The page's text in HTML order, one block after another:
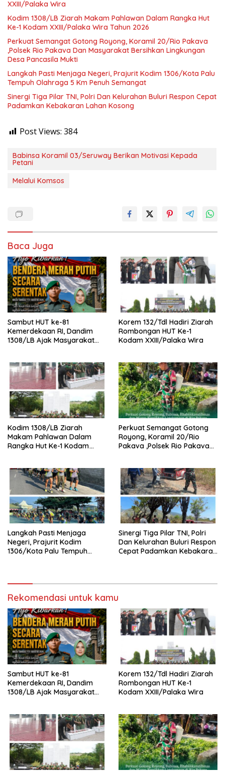
XXIII/Palaka Wira
Kodim 1308/LB Ziarah Makam Pahlawan Dalam Rangka Hut
Ke-1 Kodam XXIII/Palaka Wira Tahun 2026
Perkuat Semangat Gotong Royong, Koramil 20/Rio Pakava
,Polsek Rio Pakava Dan Masyarakat Bersihkan Lingkungan
Desa Pancasila Mukti
Langkah Pasti Menjaga Negeri, Prajurit Kodim 1306/Kota Palu
Tempuh Olahraga 5 Km Penuh Semangat
Sinergi Tiga Pilar TNI, Polri Dan Kelurahan Buluri Respon Cepat
Padamkan Kebakaran Lahan Kosong
Post Views: 384
Babinsa Koramil 03/Seruway Berikan Motivasi Kepada
Petani
Melalui Komsos
Baca Juga
Sambut HUT ke-81
Kemerdekaan RI, Dandim
1308/LB Ajak Masyarakat
Korem 132/Tdl Hadiri Ziarah
Rombongan HUT Ke-1
Kodam XXIII/Palaka Wira
Kodim 1308/LB Ziarah
Makam Pahlawan Dalam
Rangka Hut Ke-1 Kodam
Perkuat Semangat Gotong
Royong, Koramil 20/Rio
Pakava ,Polsek Rio Pakava
Mukti
Langkah Pasti Menjaga
Negeri, Prajurit Kodim
1306/Kota Palu Tempuh
Sinergi Tiga Pilar TNI, Polri
Dan Kelurahan Buluri Respon
Cepat Padamkan Kebakaran
Rekomendasi untuk kamu
Sambut HUT ke-81
Kemerdekaan RI, Dandim
1308/LB Ajak Masyarakat
Korem 132/Tdl Hadiri Ziarah
Rombongan HUT Ke-1
Kodam XXIII/Palaka Wira